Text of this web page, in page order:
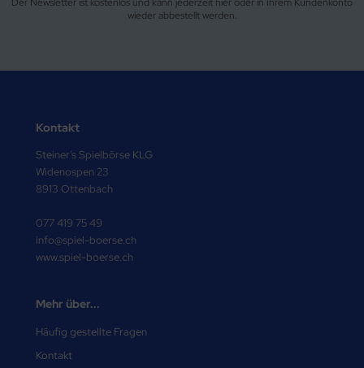
wieder abbestellt werden.
Kontakt
Steiner's Spielbörse KLG
Widenospen 23
8913 Ottenbach
077 419 75 49
info@spiel-boerse.ch
www.spiel-boerse.ch
Mehr über...
Häufig gestellte Fragen
Kontakt